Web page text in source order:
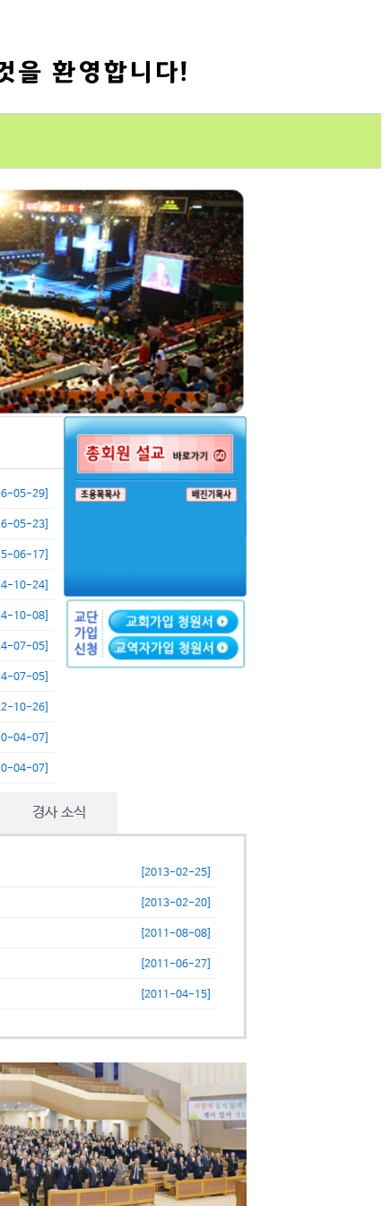
05-29]
05-23]
06-17]
10-24]
10-08]
07-05]
07-05]
10-26]
04-07]
04-07]
경사 소식
[2013-02-25]
[2013-02-20]
[2011-08-08]
[2011-06-27]
[2011-04-15]